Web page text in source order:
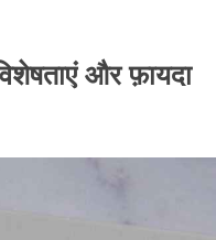
और फ़ायदा